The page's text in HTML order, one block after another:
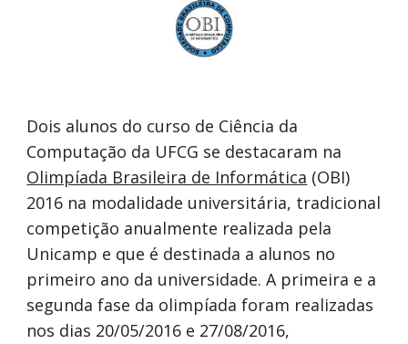
Dois alunos do curso de Ciência da
Computação da UFCG se destacaram na
Olimpíada Brasileira de Informática (OBI)
2016 na modalidade universitária, tradicional
competição anualmente realizada pela
Unicamp e que é destinada a alunos no
primeiro ano da universidade. A primeira e a
segunda fase da olimpíada foram realizadas
nos dias 20/05/2016 e 27/08/2016,